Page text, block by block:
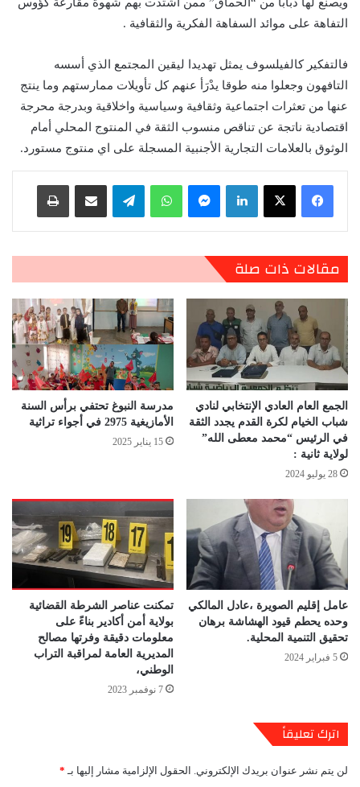
ويصنع لها ذُبابا من “الحُماق” ممن اشتدت بهم شهوة مقارعة كؤوس
التفاهة على موائد السفاهة الفكرية والثقافية .
فالتفكير كالفيلسوف يمثل تهديدا ليقين المجتمع الذي أسسه
التافهون وجعلوا منه طوقا يدْرَأ عنهم كل تأويلات ممارستهم وما ينتج
عنها من تعثرات اجتماعية وثقافية وسياسية واخلاقية وبدرجة محرجة
اقتصادية ناتجة عن تناقص منسوب الثقة في المنتوج المحلي أمام
الوثوق بالعلامات التجارية الأجنبية المسجلة على اي منتوج مستورد.
لينكدإن ماسنجر واتساب تيلقرام مشاركة عبر البريد طباعة
مقالات ذات صلة
الجمع العام العادي الإنتخابي لنادي
شباب الخيام لكرة القدم يجدد الثقة
في الرئيس “محمد معطى الله”
لولاية ثانية :
28 يوليو 2024
مدرسة النبوغ تحتفي برأس السنة
الأمازيغية 2975 في أجواء تراثية
15 يناير 2025
عامل إقليم الصويرة ،عادل المالكي
وحده يحطم قيود الهشاشة برهان
تحقيق التنمية المحلية.
5 فبراير 2024
تمكنت عناصر الشرطة القضائية
بولاية أمن أكادير بناءً على
معلومات دقيقة وفرتها مصالح
المديرية العامة لمراقبة التراب
الوطني،
7 نوفمبر 2023
اترك تعليقاً
لن يتم نشر عنوان بريدك الإلكتروني. الحقول الإلزامية مشار إليها بـ *